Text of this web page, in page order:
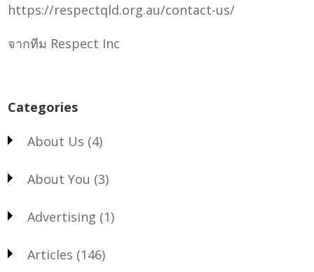
https://respectqld.org.au/contact-us/
จากทีม Respect Inc
Categories
About Us (4)
About You (3)
Advertising (1)
Articles (146)